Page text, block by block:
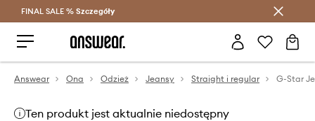
Oszczędzaj z Answear Club >
FINAL SALE % Szczegóły
Answear Ona Odzież Jeansy Straight i regular G-Star
Ten produkt jest aktualnie niedostępny